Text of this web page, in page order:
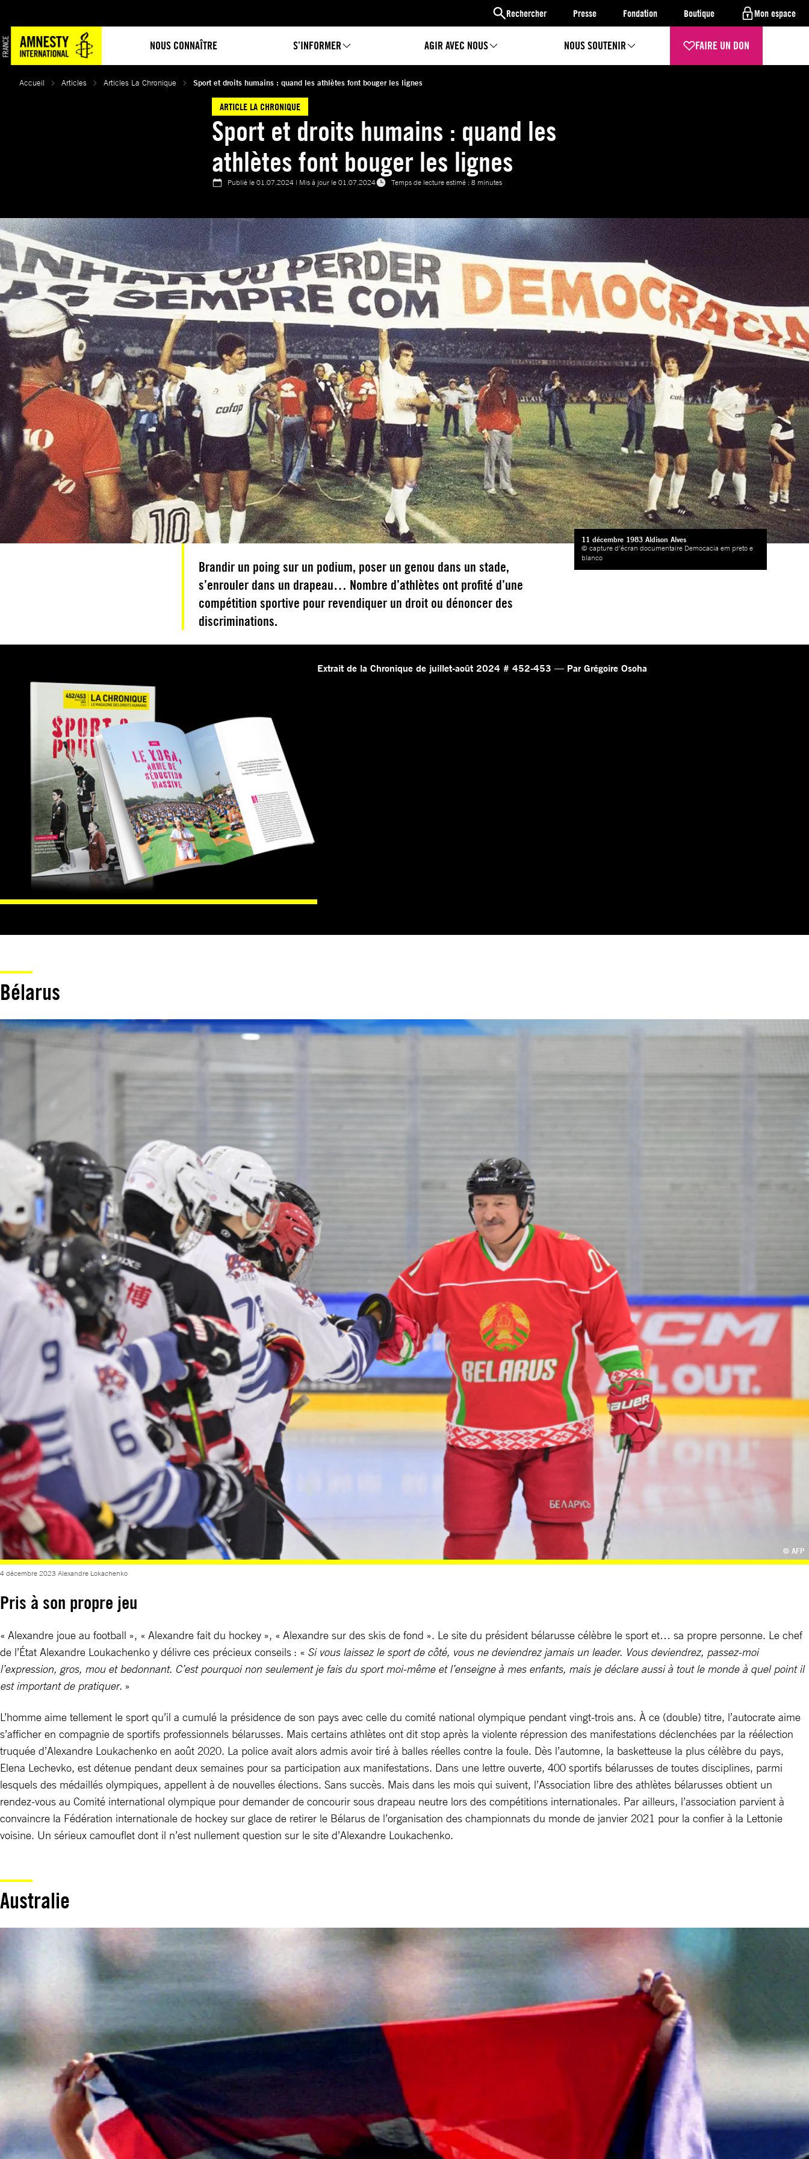
Rechercher Presse Fondation Boutique Mon espace
NOUS CONNAÎTRE S’INFORMER AGIR AVEC NOUS NOUS SOUTENIR FAIRE UN DON
au
contenu
Accueil Articles Articles La Chronique Sport et droits humains : quand les athlètes font bouger les lignes
ARTICLE LA CHRONIQUE
Sport et droits humains : quand les
athlètes font bouger les lignes
Publié le01.07.2024 | Mis à jour le01.07.2024 Temps de lecture estimé : 8 minutes
11 décembre 1983 Aldison Alves
© capture d'écran documentaire Democacia em preto e
blanco
Brandir un poing sur un podium, poser un genou dans un stade,
s’enrouler dans un drapeau… Nombre d’athlètes ont profité d’une
compétition sportive pour revendiquer un droit ou dénoncer des
discriminations.
Extrait de la Chronique de juillet-août 2024 # 452-453 — Par Grégoire Osoha
Bélarus
© AFP
4 décembre 2023 Alexandre Lokachenko
Pris à son propre jeu
« Alexandre joue au football », « Alexandre fait du hockey », « Alexandre sur des skis de fond ». Le site du président bélarusse célèbre le sport et… sa propre personne. Le chef
de l’État Alexandre Loukachenko y délivre ces précieux conseils : « Si vous laissez le sport de côté, vous ne deviendrez jamais un leader. Vous deviendrez, passez-moi
l’expression, gros, mou et bedonnant. C’est pourquoi non seulement je fais du sport moi-même et l’enseigne à mes enfants, mais je déclare aussi à tout le monde à quel point il
est important de pratiquer. »
L’homme aime tellement le sport qu’il a cumulé la présidence de son pays avec celle du comité national olympique pendant vingt-trois ans. À ce (double) titre, l’autocrate aime
s’afficher en compagnie de sportifs professionnels bélarusses. Mais certains athlètes ont dit stop après la violente répression des manifestations déclenchées par la réélection
truquée d’Alexandre Loukachenko en août 2020. La police avait alors admis avoir tiré à balles réelles contre la foule. Dès l’automne, la basketteuse la plus célèbre du pays,
Elena Lechevko, est détenue pendant deux semaines pour sa participation aux manifestations. Dans une lettre ouverte, 400 sportifs bélarusses de toutes disciplines, parmi
lesquels des médaillés olympiques, appellent à de nouvelles élections. Sans succès. Mais dans les mois qui suivent, l’Association libre des athlètes bélarusses obtient un
rendez-vous au Comité international olympique pour demander de concourir sous drapeau neutre lors des compétitions internationales. Par ailleurs, l’association parvient à
convaincre la Fédération internationale de hockey sur glace de retirer le Bélarus de l’organisation des championnats du monde de janvier 2021 pour la confier à la Lettonie
voisine. Un sérieux camouflet dont il n’est nullement question sur le site d’Alexandre Loukachenko.
Australie